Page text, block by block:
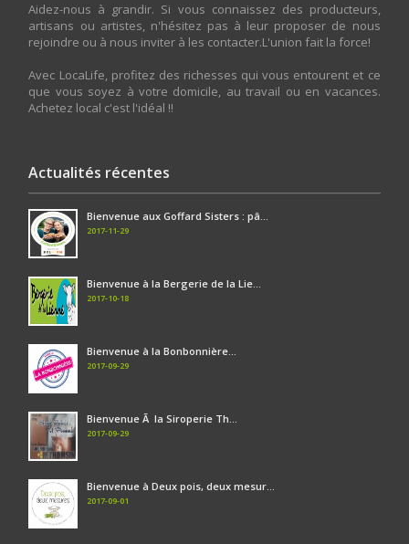
Aidez-nous à grandir. Si vous connaissez des producteurs,
artisans ou artistes, n'hésitez pas à leur proposer de nous
rejoindre ou à nous inviter à les contacter.L'union fait la force!
Avec LocaLife, profitez des richesses qui vous entourent et ce
que vous soyez à votre domicile, au travail ou en vacances.
Achetez local c'est l'idéal !!
Actualités récentes
Bienvenue aux Goffard Sisters : pâ...
2017-11-29
Bienvenue à la Bergerie de la Lie...
2017-10-18
Bienvenue à la Bonbonnière...
2017-09-29
Bienvenue Ã la Siroperie Th...
2017-09-29
Bienvenue à Deux pois, deux mesur...
2017-09-01